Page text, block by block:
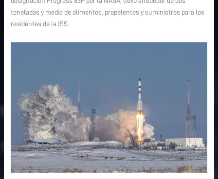
toneladas y media de alimentos, propelentes y suministros para los
residentes de la ISS.